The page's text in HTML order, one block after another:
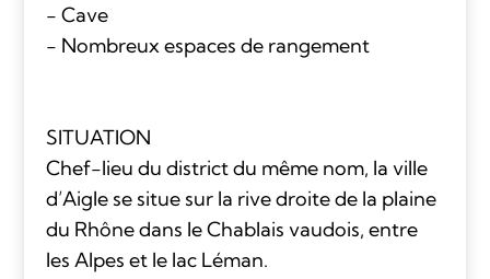
- Cave
- Nombreux espaces de rangement
SITUATION
Chef-lieu du district du même nom, la ville
d’Aigle se situe sur la rive droite de la plaine
du Rhône dans le Chablais vaudois, entre
les Alpes et le lac Léman.